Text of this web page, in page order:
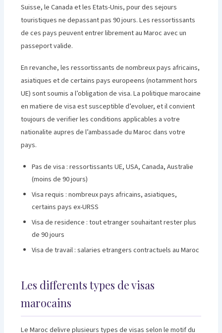
Suisse, le Canada et les Etats-Unis, pour des sejours
touristiques ne depassant pas 90 jours. Les ressortissants
de ces pays peuvent entrer librement au Maroc avec un
passeport valide.
En revanche, les ressortissants de nombreux pays africains,
asiatiques et de certains pays europeens (notamment hors
UE) sont soumis a l’obligation de visa. La politique marocaine
en matiere de visa est susceptible d’evoluer, et il convient
toujours de verifier les conditions applicables a votre
nationalite aupres de l’ambassade du Maroc dans votre
pays.
Pas de visa : ressortissants UE, USA, Canada, Australie
(moins de 90 jours)
Visa requis : nombreux pays africains, asiatiques,
certains pays ex-URSS
Visa de residence : tout etranger souhaitant rester plus
de 90 jours
Visa de travail : salaries etrangers contractuels au Maroc
Les differents types de visas
marocains
Le Maroc delivre plusieurs types de visas selon le motif du